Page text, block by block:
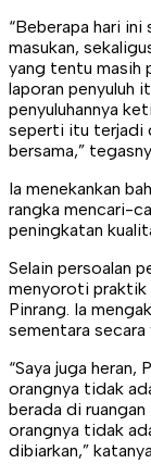
“Beberapa hari ini
masukan,
yang tentu masih
laporan penyuluh
penyuluhannya
seperti itu terjadi
bersama,”
Ia menekankan
rangka mencari-
peningkatan
Selain persoalan
menyoroti praktik
Pinrang. Ia
sementara
“Saya juga heran,
orangnya tidak
berada di ruangan
orangnya tidak
dibiarkan,” katanya.